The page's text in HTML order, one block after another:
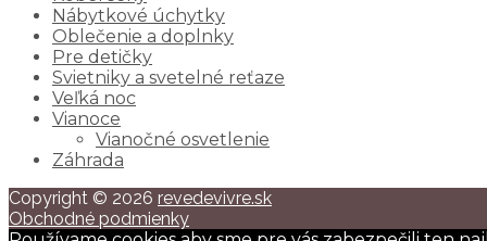
Nábytkové úchytky
Oblečenie a doplnky
Pre detičky
Svietniky a svetelné reťaze
Veľká noc
Vianoce
Vianočné osvetlenie
Záhrada
Copyright © 2026 revedevivre.sk
Obchodné podmienky